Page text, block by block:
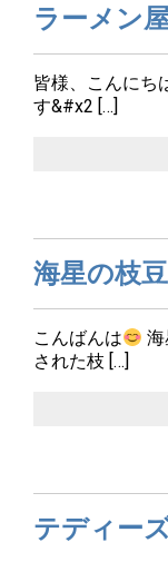
ラーメン
皆様、こんにち
す&#x2 […]
海星の枝
こんばんは
された枝 […]
テディー